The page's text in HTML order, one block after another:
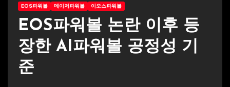
EOS파워볼 메이저파워볼 이오스파워볼
EOS파워볼 논란 이후 등
장한 AI파워볼 공정성 기
준